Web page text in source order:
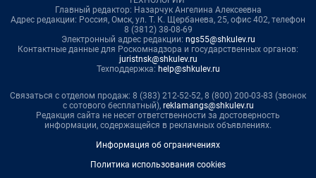
Главный редактор: Назарчук Ангелина Алексеевна
Адрес редакции: Россия, Омск, ул. Т. К. Щербанева, 25, офис 402, телефон
8 (3812) 38-08-69
Электронный адрес редакции: ngs55@shkulev.ru
Контактные данные для Роскомнадзора и государственных органов:
juristnsk@shkulev.ru
Техподдержка: help@shkulev.ru
Связаться с отделом продаж: 8 (383) 212-52-52, 8 (800) 200-03-83 (звонок
с сотового бесплатный), reklamangs@shkulev.ru
Редакция сайта не несет ответственности за достоверность
информации, содержащейся в рекламных объявлениях.
Информация об ограничениях
Политика использования cookies